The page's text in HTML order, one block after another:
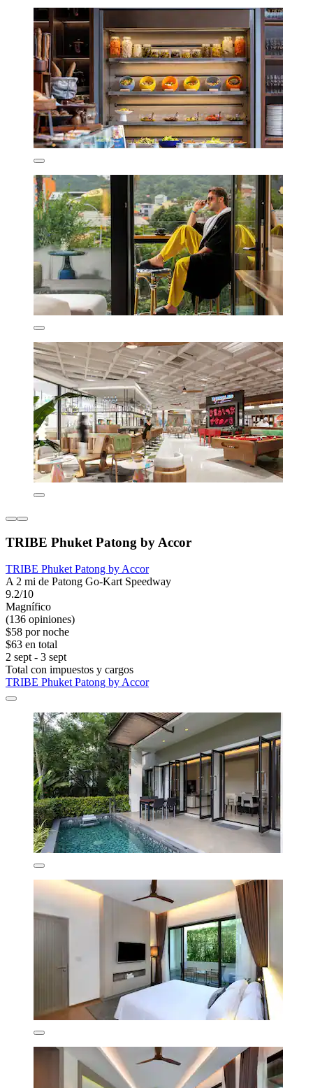
TRIBE Phuket Patong by Accor
TRIBE Phuket Patong by Accor
A 2 mi de Patong Go-Kart Speedway
9.2/10
Magnífico
(136 opiniones)
$58 por noche
$63 en total
2 sept - 3 sept
Total con impuestos y cargos
TRIBE Phuket Patong by Accor